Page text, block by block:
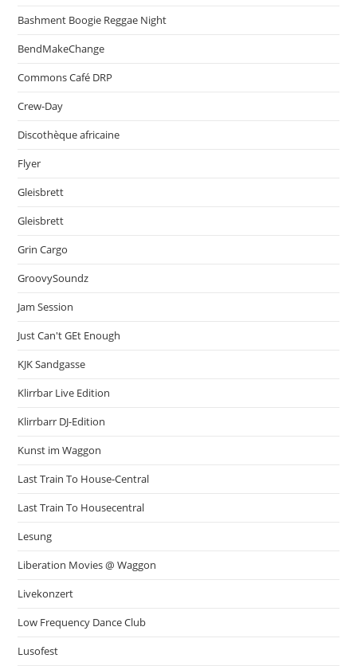
Bashment Boogie Reggae Night
BendMakeChange
Commons Café DRP
Crew-Day
Discothèque africaine
Flyer
Gleisbrett
Gleisbrett
Grin Cargo
GroovySoundz
Jam Session
Just Can't GEt Enough
KJK Sandgasse
Klirrbar Live Edition
Klirrbarr DJ-Edition
Kunst im Waggon
Last Train To House-Central
Last Train To Housecentral
Lesung
Liberation Movies @ Waggon
Livekonzert
Low Frequency Dance Club
Lusofest